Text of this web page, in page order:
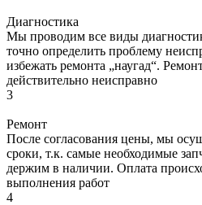
Диагностика
Мы проводим все виды
точно определить проблему
избежать ремонта „наугад“.
действительно неисправно
3
Ремонт
После согласования цены, мы
сроки, т.к. самые необходимые
держим в наличии. Оплата
выполнения работ
4